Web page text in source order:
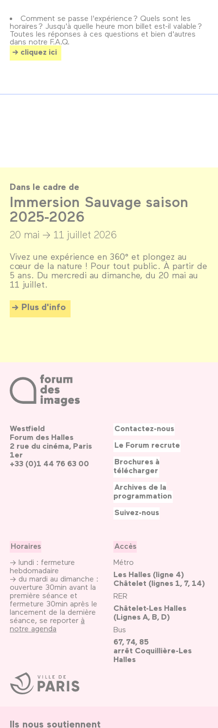
Comment se passe l'expérience ? Quels sont les
horaires ? Jusqu'à quelle heure mon billet est-il valable ?
Toutes les réponses à ces questions et bien d'autres
dans notre F.A.Q.
cliquez ici
Dans le cadre de
Immersion Sauvage saison
2025-2026
20 mai → 11 juillet 2026
Vivez une expérience en 360° et plongez au
cœur de la nature ! Pour tout public. À partir de
5 ans. Du mercredi au dimanche, du 20 mai au
11 juillet.
Plus d'info
Ville
de
Paris
Westfield
Forum des Halles
2 rue du cinéma, Paris
1er
+33 (0)1 44 76 63 00
Horaires
→ lundi : fermeture
hebdomadaire
→ du mardi au dimanche :
ouverture 30min avant la
première séance et
fermeture 30min après le
lancement de la dernière
séance, se reporter à
notre agenda
Accès
Métro
Les Halles (ligne 4)
Châtelet (lignes 1, 7, 14)
RER
Châtelet-Les Halles
(Lignes A, B, D)
Bus
67, 74, 85
arrêt Coquillière-Les
Halles
Contactez-nous
Le Forum recrute
Brochures à
télécharger
Archives de la
programmation
Suivez-nous
Ils nous soutiennent